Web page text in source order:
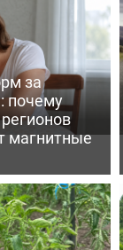
за
почему
магнитные